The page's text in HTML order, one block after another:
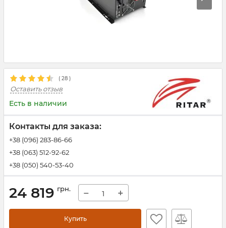
( 28 )
Оставить отзыв
Есть в наличии
Контакты для заказа:
+38 (096) 283-86-66
+38 (063) 512-92-62
+38 (050) 540-53-40
24 819 грн. − +
Купить